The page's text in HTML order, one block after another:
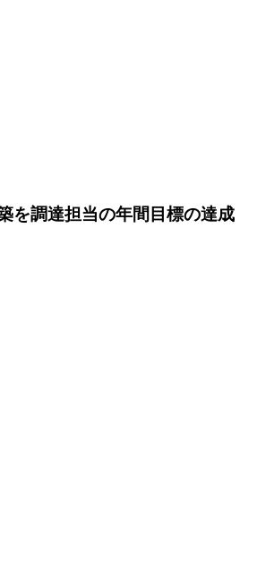
を調達担当の年間目標の達成